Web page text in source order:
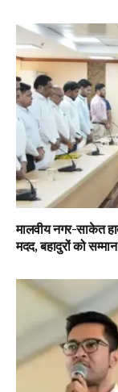
मालवीय नगर-साकेत
मदद, बहादुरों को